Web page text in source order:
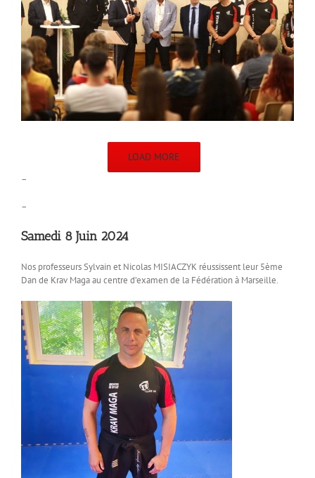
LOAD MORE
–
–
Samedi 8 Juin 2024
Nos professeurs Sylvain et Nicolas MISIACZYK réussissent leur 5ème
Dan de Krav Maga au centre d’examen de la Fédération à Marseille.